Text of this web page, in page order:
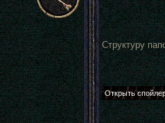
Структуру